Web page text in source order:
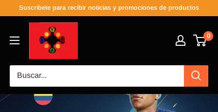
Suscribete para recibir noticias y promociones de productos
0